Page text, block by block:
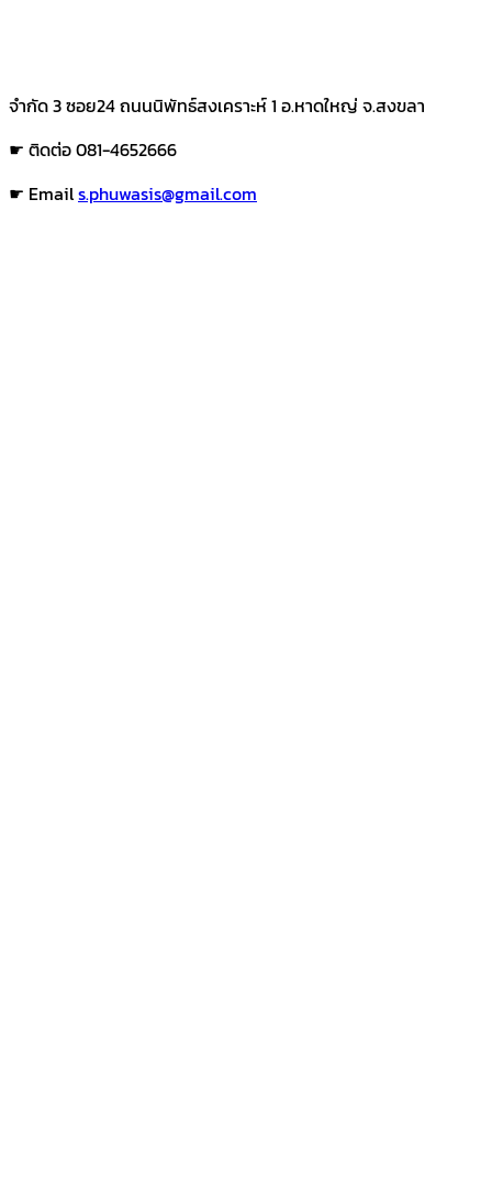
จำกัด 3 ซอย24 ถนนนิพัทธ์สงเคราะห์ 1 อ.หาดใหญ่ จ.สงขลา
☛ ติดต่อ 081-4652666
☛ Emails.phuwasis@gmail.com